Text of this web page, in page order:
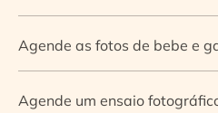
Agende as fotos de bebe e
Agende um ensaio